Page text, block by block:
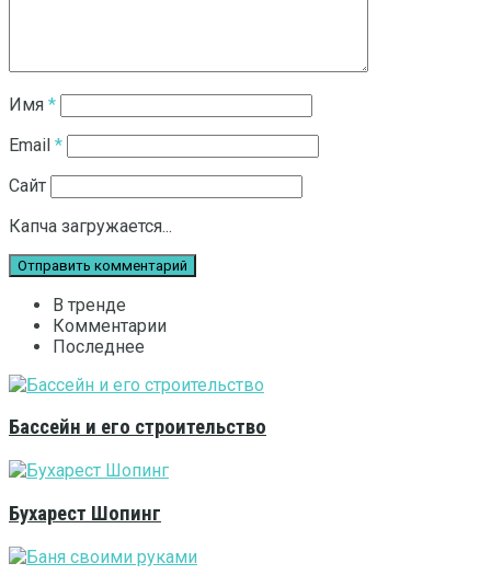
Имя *
Email *
Сайт
Капча загружается...
В тренде
Комментарии
Последнее
Бассейн и его строительство
Бухарест Шопинг